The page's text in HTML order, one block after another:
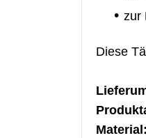
zur
Diese
Material: